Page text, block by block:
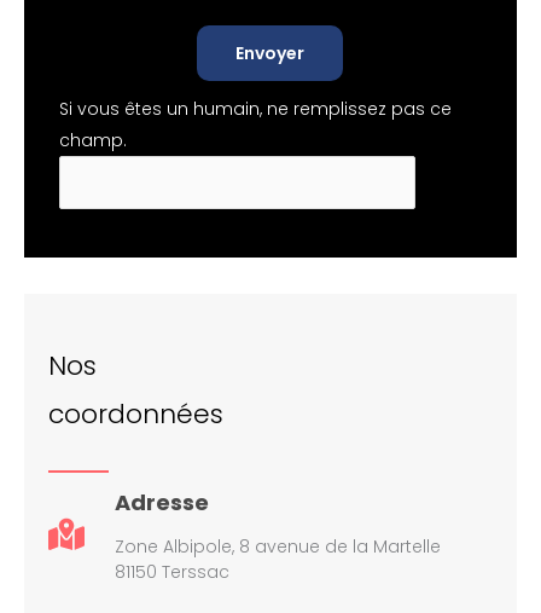
Envoyer
Si vous êtes un humain, ne remplissez pas ce
champ.
Nos
coordonnées
Adresse
Zone Albipole, 8 avenue de la Martelle
81150 Terssac